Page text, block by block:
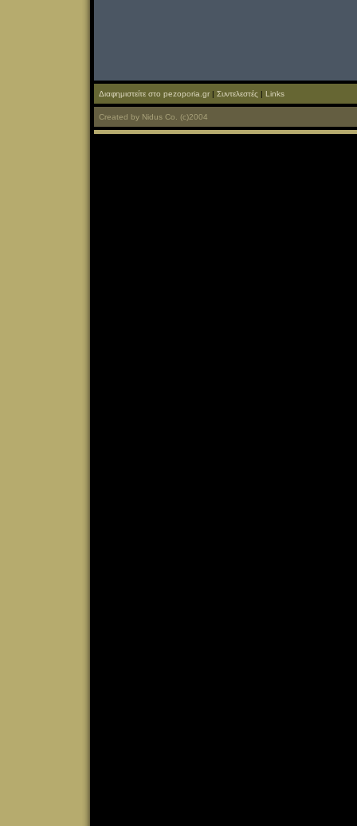
Διαφημιστείτε στο pezoporia.gr | Συντελεστές | Links
Created by Nidus Co. (c)2004